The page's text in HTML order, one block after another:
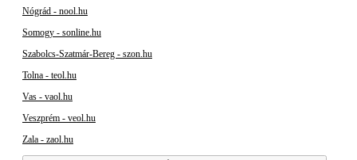
Nógrád - nool.hu
Somogy - sonline.hu
Szabolcs-Szatmár-Bereg - szon.hu
Tolna - teol.hu
Vas - vaol.hu
Veszprém - veol.hu
Zala - zaol.hu